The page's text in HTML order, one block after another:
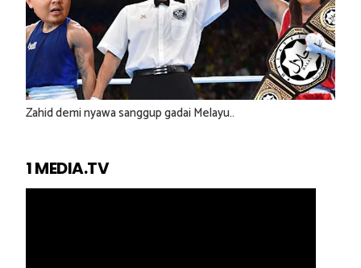
Zahid demi nyawa sanggup gadai Melayu..
1 MEDIA.TV